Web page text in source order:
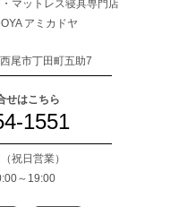
マットレス寝具専門店
アミカドヤ
尾市丁田町五助7
せはこちら
1551
（祝日営業）
～19:00